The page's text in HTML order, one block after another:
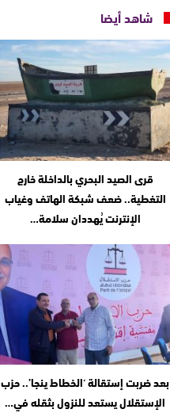
شاهد أيضا
قرى الصيد البحري بالداخلة خارج
التغطية.. ضعف شبكة الهاتف وغياب
الإنترنت يُهددان سلامة…
بعد ضربت إستقالة ‘الخطاط ينجا’.. حزب
الإستقلال يستعد للنزول بثقله في…